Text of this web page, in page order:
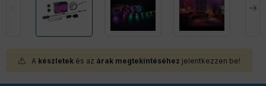
A készletek és az árak megtekintéséhez jelentkezzen be!